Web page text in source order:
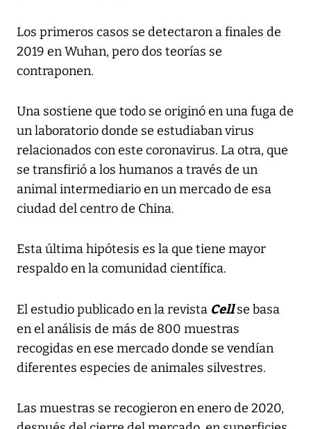
Los primeros casos se detectaron a finales de
2019 en Wuhan, pero dos teorías se
contraponen.
Una sostiene que todo se originó en una fuga de
un laboratorio donde se estudiaban virus
relacionados con este coronavirus. La otra, que
se transfirió a los humanos a través de un
animal intermediario en un mercado de esa
ciudad del centro de China.
Esta última hipótesis es la que tiene mayor
respaldo en la comunidad científica.
El estudio publicado en la revista Cellse basa
en el análisis de más de 800 muestras
recogidas en ese mercado donde se vendían
diferentes especies de animales silvestres.
Las muestras se recogieron en enero de 2020,